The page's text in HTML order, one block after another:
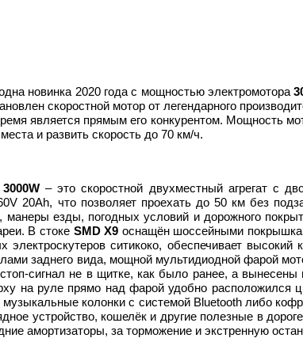
новинка 2020 года с мощностью электромотора
скоростной мотор от легендарного
является прямым его конкурентом. Мощность
и развить скорость до 70 км/ч.
– это скоростной двухместный агрегат с
V 20Ah, что позволяет проехать до 50 км без
манеры езды, погодных условий и дорожного
В стоке SMD X9 оснащён шоссейными
ситикоко, обеспечивает
заднего вида, мощной мультидиодной фарой
стоп-сигнал не в щитке, как было ранее, а
на руле прямо над фарой удобно
колонки с системой Bluetooth либо
устройство, кошелёк и другие полезные в
амортизаторы, за торможение и экстренную